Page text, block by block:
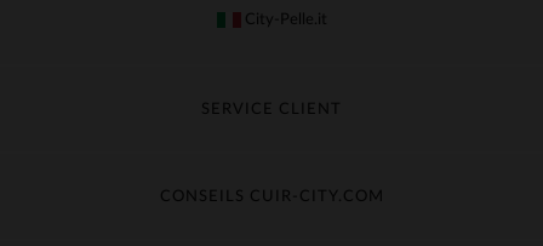
City-Pelle.it
SERVICE CLIENT
Échange & Remboursement
CONSEILS CUIR-CITY.COM